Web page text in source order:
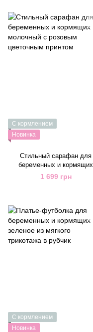
С кормлением
Новинка
Стильный сарафан для
беременных и кормящих
молочный с розовым
цветочным принтом
1 699 грн
С кормлением
Новинка